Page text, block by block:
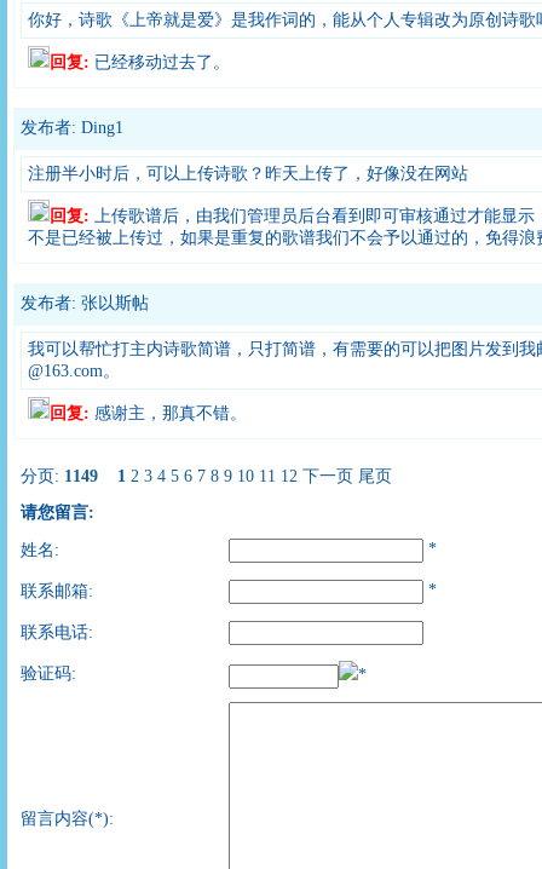
你好，诗歌《上帝就是爱》是我作词的，能从个人专辑改为原创诗歌
回复: 已经移动过去了。
发布者: Ding1
注册半小时后，可以上传诗歌？昨天上传了，好像没在网站
回复: 上传歌谱后，由我们管理员后台看到即可审核通过才能显
不是已经被上传过，如果是重复的歌谱我们不会予以通过的，免得浪
发布者: 张以斯帖
我可以帮忙打主内诗歌简谱，只打简谱，有需要的可以把图片发到
@163.com。
回复: 感谢主，那真不错。
分页: 1149 1 2 3 4 5 6 7 8 9 10 11 12 下一页 尾页
请您留言:
姓名: *
联系邮箱: *
联系电话:
验证码: *
留言内容(*):